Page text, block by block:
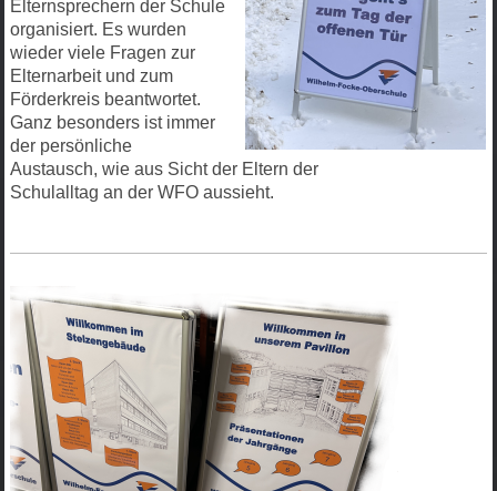
Elternsprechern der Schule
organisiert. Es wurden
wieder viele Fragen zur
Elternarbeit und zum
Förderkreis beantwortet.
Ganz besonders ist immer
der persönliche
Austausch, wie aus Sicht der Eltern der
Schulalltag an der WFO aussieht.